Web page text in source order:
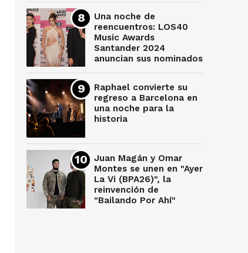
Una noche de
reencuentros: LOS40
Music Awards
Santander 2024
anuncian sus nominados
Raphael convierte su
regreso a Barcelona en
una noche para la
historia
Juan Magán y Omar
Montes se unen en "Ayer
La Vi (BPA26)", la
reinvención de
"Bailando Por Ahí"